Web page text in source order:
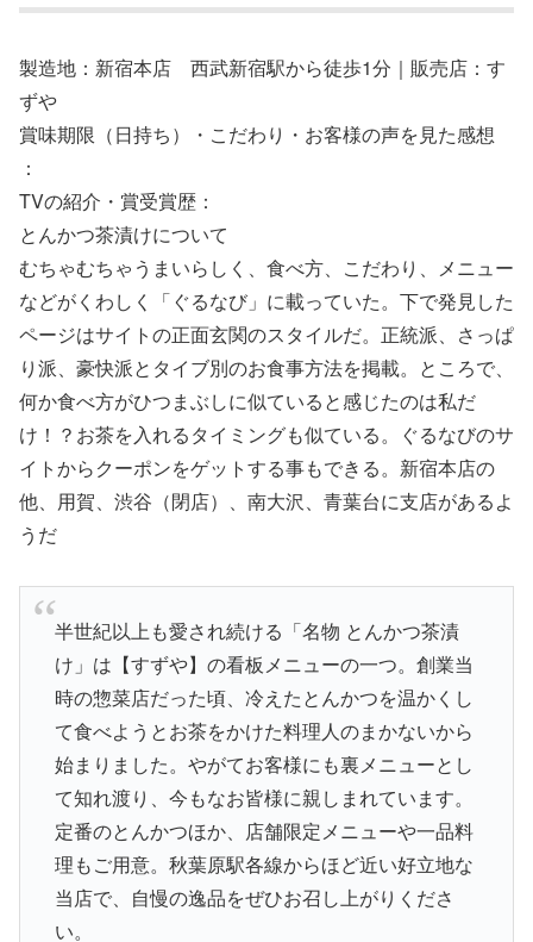
製造地：新宿本店 西武新宿駅から徒歩1分｜販売店：す
ずや
賞味期限（日持ち）・こだわり・お客様の声を見た感想
：
TVの紹介・賞受賞歴：
とんかつ茶漬けについて
むちゃむちゃうまいらしく、食べ方、こだわり、メニュー
などがくわしく「ぐるなび」に載っていた。下で発見した
ページはサイトの正面玄関のスタイルだ。正統派、さっぱ
り派、豪快派とタイブ別のお食事方法を掲載。ところで、
何か食べ方がひつまぶしに似ていると感じたのは私だ
け！？お茶を入れるタイミングも似ている。ぐるなびのサ
イトからクーポンをゲットする事もできる。新宿本店の
他、用賀、渋谷（閉店）、南大沢、青葉台に支店があるよ
うだ
半世紀以上も愛され続ける「名物 とんかつ茶漬
け」は【すずや】の看板メニューの一つ。創業当
時の惣菜店だった頃、冷えたとんかつを温かくし
て食べようとお茶をかけた料理人のまかないから
始まりました。やがてお客様にも裏メニューとし
て知れ渡り、今もなお皆様に親しまれています。
定番のとんかつほか、店舗限定メニューや一品料
理もご用意。秋葉原駅各線からほど近い好立地な
当店で、自慢の逸品をぜひお召し上がりくださ
い。